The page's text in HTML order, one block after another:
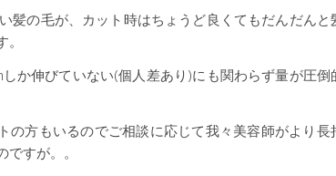
髪の毛が、カット時はちょうど良くてもだんだんと
か伸びていない(個人差あり)にも関わらず量が圧倒
の方もいるのでご相談に応じて我々美容師がより長
すが。。